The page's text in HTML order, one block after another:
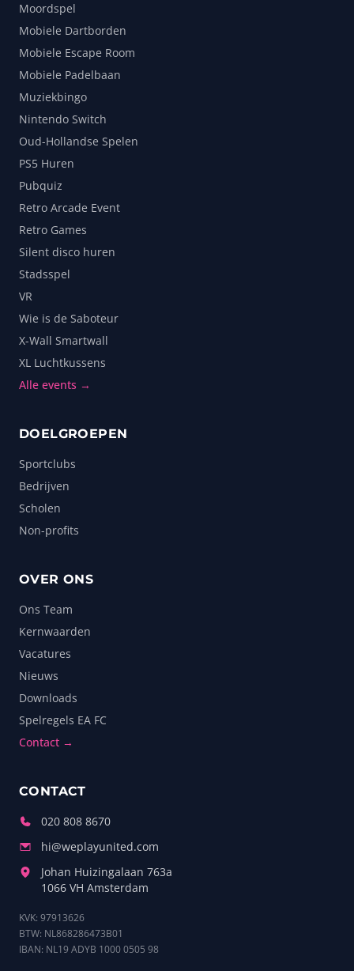
Moordspel
Mobiele Dartborden
Mobiele Escape Room
Mobiele Padelbaan
Muziekbingo
Nintendo Switch
Oud-Hollandse Spelen
PS5 Huren
Pubquiz
Retro Arcade Event
Retro Games
Silent disco huren
Stadsspel
VR
Wie is de Saboteur
X-Wall Smartwall
XL Luchtkussens
Alle events →
DOELGROEPEN
Sportclubs
Bedrijven
Scholen
Non-profits
OVER ONS
Ons Team
Kernwaarden
Vacatures
Nieuws
Downloads
Spelregels EA FC
Contact →
CONTACT
020 808 8670
hi@weplayunited.com
Johan Huizingalaan 763a
1066 VH Amsterdam
KVK: 97913626
BTW: NL868286473B01
IBAN: NL19 ADYB 1000 0505 98